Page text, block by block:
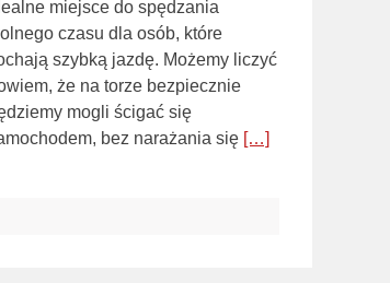
miejsce do spędzania
czasu dla osób, które
szybką jazdę. Możemy liczyć
że na torze bezpiecznie
mogli ścigać się
bez narażania się […]